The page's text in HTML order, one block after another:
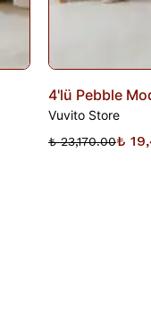
4'lü Pebble
Vuvito Store
₺ 23,170.00₺